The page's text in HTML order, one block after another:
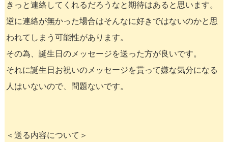
きっと連絡してくれるだろうなと期待はあると思います。
逆に連絡が無かった場合はそんなに好きではないのかと思
われてしまう可能性があります。
その為、誕生日のメッセージを送った方が良いです。
それに誕生日お祝いのメッセージを貰って嫌な気分になる
人はいないので、問題ないです。
＜送る内容について＞